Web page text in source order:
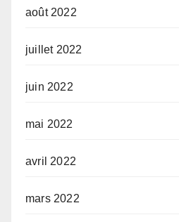
août 2022
juillet 2022
juin 2022
mai 2022
avril 2022
mars 2022